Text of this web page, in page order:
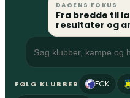
DAGENS FOKUS
Fra bredde til
resultater og
FØLG KLUBBER FCK